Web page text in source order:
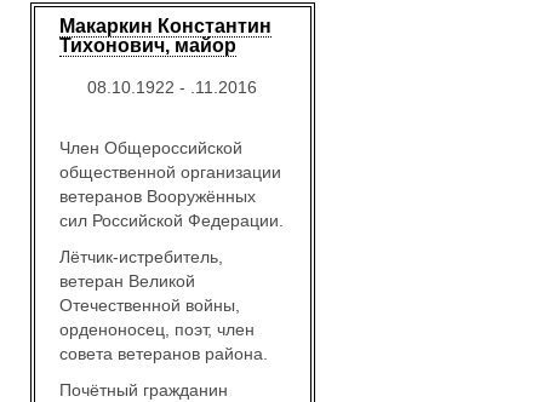
Макаркин Константин
Тихонович, майор
08.10.1922 - .11.2016
Член Общероссийской
общественной организации
ветеранов Вооружённых
сил Российской Федерации.
Лётчик-истребитель,
ветеран Великой
Отечественной войны,
орденоносец, поэт, член
совета ветеранов района.
Почётный гражданин